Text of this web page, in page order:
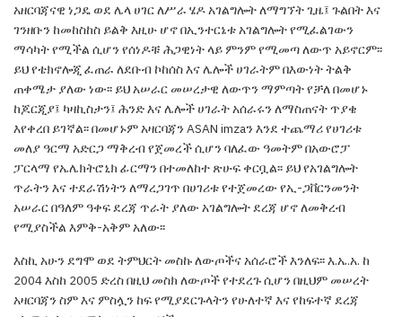
አዘርባጃናዊ ነጋዴ ወደ ሌላ ሀገር ለሥራ ሄዶአገልግሎት ለማግኘት ጊዜ፤ ጉልበት እና
ገንዘቡን ከመከስከስይልቅ እዚሁ ሆኖ በኢንተርኔቱ አገልግሎት የሚፈልገውን
ማሳካት የሚችል ሲሆን የሰነዶቹ ሕጋዊነት ላይ ምንምየሚመጣ ለውጥ አይኖርም፡፡
ይህ የቴክኖሎጂ ፈጠራ ለደቡብ ኮከሰስ እና ሌሎች ሀገራትም በእውነት ትልቅ
ጠቀሜታ ያለውነው፡፡ ይህ አሠራር መሠረታዊ ለውጥን ማምጣት የቻለበመሆኑ
ከጆርጂያ፤ ካዛኪስታን፤ ሕንድ እና ሌሎች ሀገራትአሰራሩን ለማስጠናት ጥያቄ
እየቀረበ ይገኛል፡፡ በመሆኑምአዛርባጃንASAN imzaን እንደ ተጨማሪ የሀገሪቱ
መለያ ዓርማ አድርጋ ማቅረብ የጀመረች ሲሆን ባለፈው ዓመትምበአውሮፓ
ፓርላማ የኤሌክትሮኒክ ፊርማን በተመለከተ ጽሁፍ ቀርቧል፡፡ ይህ የአገልግሎት
ጥራትን እና ተደራሽነትንለማረጋገጥ በሀገሪቱ የተጀመረው የኢ-ጋቨርንመንት
አሠራርበዓለም ዓቀፍ ደረጃ ጥራት ያለው አገልግሎት ደረጃ ሆኖለመቅረብ
የሚያስችል እምቅ-አቅም አለው፡፡
እስኪ አሁን ደግሞ ወደ ትምህርት መስኩ ለውጦችናአሰራሮች እንለፍ፡፡ እ.ኤ.አ. ከ
2004 እስከ 2005 ድረስ በዚህመስክ ለውጦች የተደረጉ ሲሆን በዚህም መሠረት
አዛርባጃንስም እና ምስሏን ከፍ የሚያደርጉላትን የሁለተኛ እና የከፍተኛ ደረጃ